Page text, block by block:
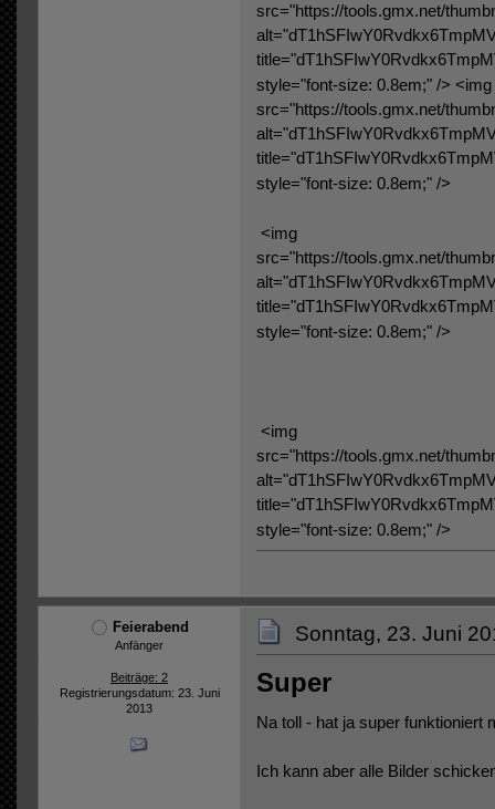
src="https://tools.gmx.net/
style="font-size: 0.8em;" /> <img
src="https://tools.gmx.net/
style="font-size: 0.8em;" />
<img
src="https://tools.gmx.net/
style="font-size: 0.8em;" />
<img
src="https://tools.gmx.net/
style="font-size: 0.8em;" />
Feierabend
Anfänger
Beiträge: 2
Registrierungsdatum: 23. Juni
2013
Sonntag, 23. Juni
Super
Na toll - hat ja super funktioniert
Ich kann aber alle Bilder